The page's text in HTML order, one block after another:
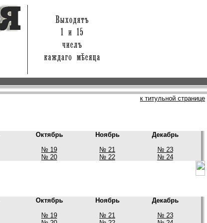
к титульной странице
Октябрь Ноябрь
Декабрь
№ 19 № 21
№ 23
№ 20 № 22 № 24
Октябрь Ноябрь
Декабрь
№ 19 № 21
№ 23